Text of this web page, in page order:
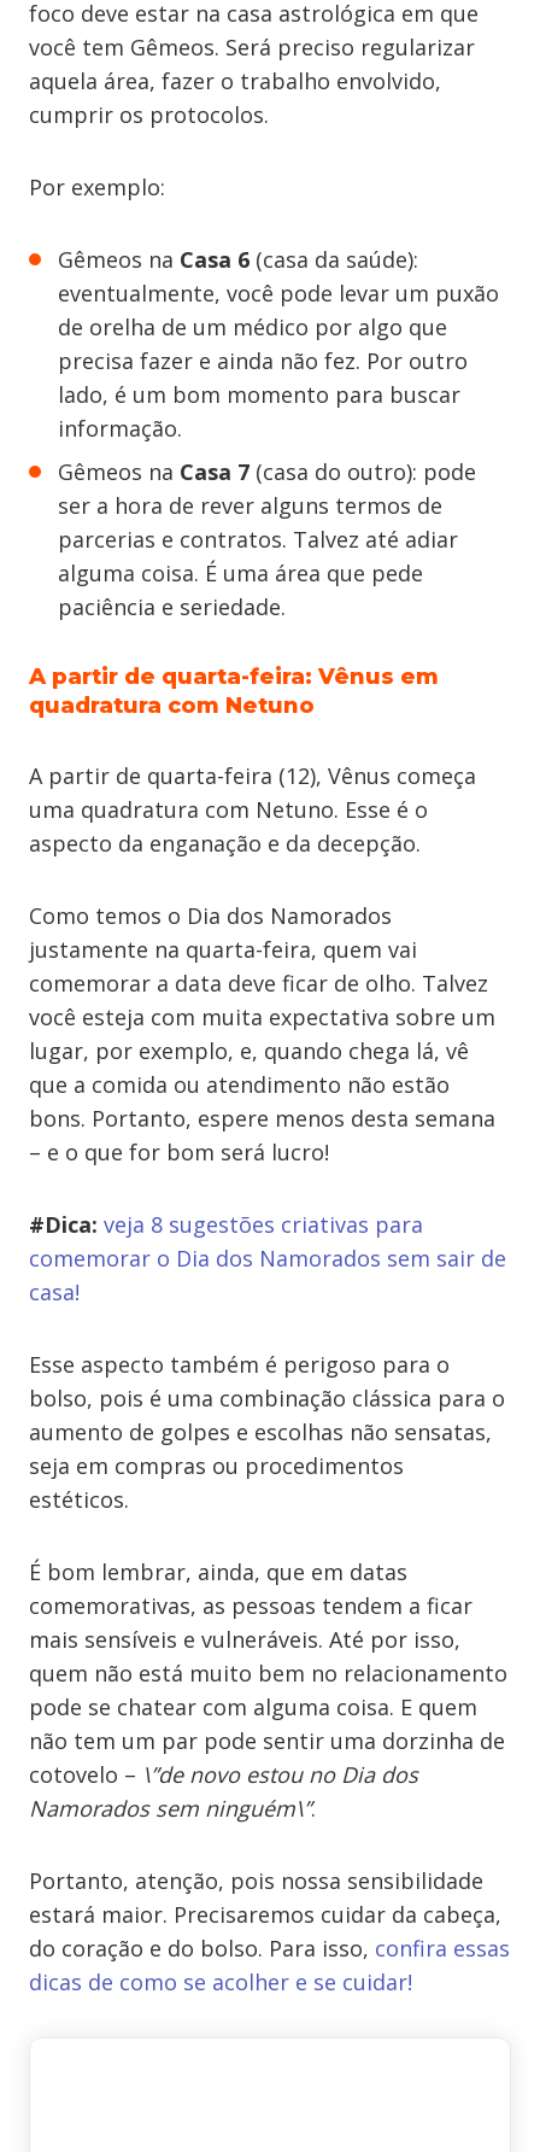
foco deve estar na casa astrológica em que
você tem Gêmeos. Será preciso regularizar
aquela área, fazer o trabalho envolvido,
cumprir os protocolos.
Por exemplo:
Gêmeos na Casa 6 (casa da saúde):
eventualmente, você pode levar um puxão
de orelha de um médico por algo que
precisa fazer e ainda não fez. Por outro
lado, é um bom momento para buscar
informação.
Gêmeos na Casa 7 (casa do outro): pode
ser a hora de rever alguns termos de
parcerias e contratos. Talvez até adiar
alguma coisa. É uma área que pede
paciência e seriedade.
A partir de quarta-feira: Vênus em
quadratura com Netuno
A partir de quarta-feira (12), Vênus começa
uma quadratura com Netuno. Esse é o
aspecto da enganação e da decepção.
Como temos o Dia dos Namorados
justamente na quarta-feira, quem vai
comemorar a data deve ficar de olho. Talvez
você esteja com muita expectativa sobre um
lugar, por exemplo, e, quando chega lá, vê
que a comida ou atendimento não estão
bons. Portanto, espere menos desta semana
– e o que for bom será lucro!
#Dica: veja 8 sugestões criativas para
comemorar o Dia dos Namorados sem sair de
casa!
Esse aspecto também é perigoso para o
bolso, pois é uma combinação clássica para o
aumento de golpes e escolhas não sensatas,
seja em compras ou procedimentos
estéticos.
É bom lembrar, ainda, que em datas
comemorativas, as pessoas tendem a ficar
mais sensíveis e vulneráveis. Até por isso,
quem não está muito bem no relacionamento
pode se chatear com alguma coisa. E quem
não tem um par pode sentir uma dorzinha de
cotovelo – \”de novo estou no Dia dos
Namorados sem ninguém\”.
Portanto, atenção, pois nossa sensibilidade
estará maior. Precisaremos cuidar da cabeça,
do coração e do bolso. Para isso, confira essas
dicas de como se acolher e se cuidar!